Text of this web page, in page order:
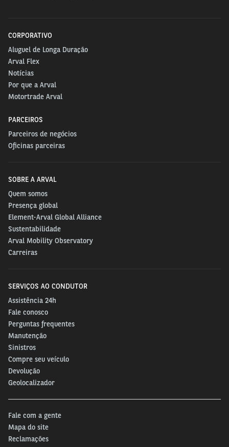
CORPORATIVO
Aluguel de Longa Duração
Arval Flex
Notícias
Por que a Arval
Motortrade Arval
PARCEIROS
Parceiros de negócios
Oficinas parceiras
SOBRE A ARVAL
Quem somos
Presença global
Element-Arval Global Alliance
Sustentabilidade
Arval Mobility Observatory
Carreiras
SERVIÇOS AO CONDUTOR
Assistência 24h
Fale conosco
Perguntas frequentes
Manutenção
Sinistros
Compre seu veículo
Devolução
Geolocalizador
Fale com a gente
Mapa do site
Reclamações